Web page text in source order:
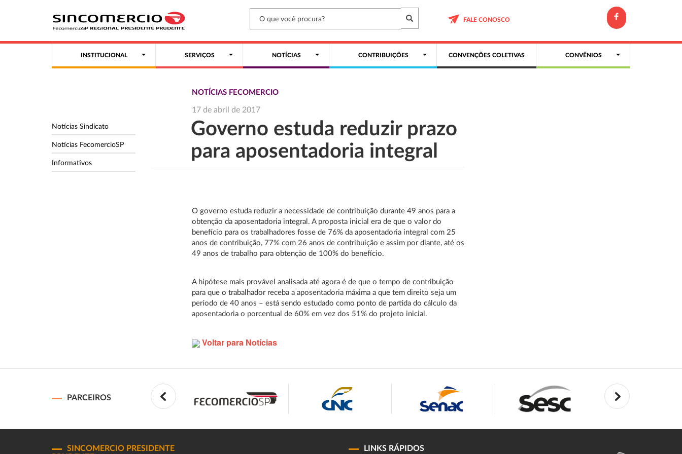
FALE CONOSCO
INSTITUCIONAL SERVIÇOS NOTÍCIAS CONTRIBUIÇÕES CONVENÇÕES COLETIVAS CONVÊNIOS
Notícias Sindicato
Notícias FecomercioSP
Informativos
NOTÍCIAS FECOMERCIO
17 de abril de 2017
Governo estuda reduzir prazo
para aposentadoria integral
O governo estuda reduzir a necessidade de contribuição durante 49 anos para a
obtenção da aposentadoria integral. A proposta inicial era de que o valor do
benefício para os trabalhadores fosse de 76% da aposentadoria integral com 25
anos de contribuição, 77% com 26 anos de contribuição e assim por diante, até os
49 anos de trabalho para obtenção de 100% do benefício.
A hipótese mais provável analisada até agora é de que o tempo de contribuição
para que o trabalhador receba a aposentadoria máxima a que tem direito seja um
período de 40 anos – está sendo estudado como ponto de partida do cálculo da
aposentadoria o porcentual de 60% em vez dos 51% do projeto inicial.
Voltar para Notícias
PARCEIROS
SINCOMERCIO PRESIDENTE
LINKS RÁPIDOS